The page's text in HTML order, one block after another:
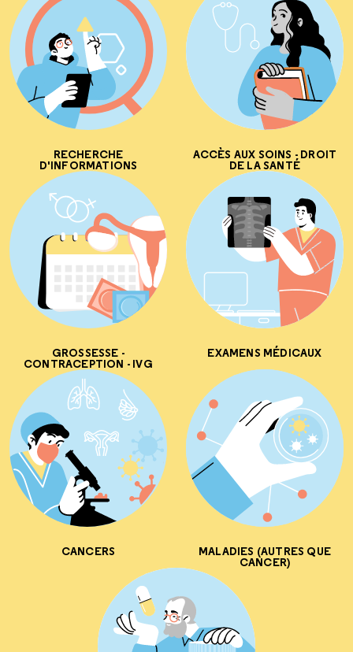
RECHERCHE
D'INFORMATIONS
ACCÈS AUX SOINS - DROIT
DE LA SANTÉ
GROSSESSE -
CONTRACEPTION - IVG
EXAMENS MÉDICAUX
CANCERS MALADIES (AUTRES QUE
CANCER)